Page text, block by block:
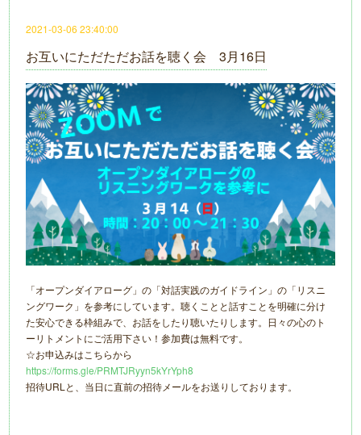
2021-03-06 23:40:00
お互いにただただお話を聴く会 3月16日
「オープンダイアローグ」の「対話実践のガイドライン」の「リスニ
ングワーク」を参考にしています。聴くことと話すことを明確に分け
た安心できる枠組みで、お話をしたり聴いたりします。日々の心のト
ーリトメントにご活用下さい！参加費は無料です。
☆お申込みはこちらから
https://forms.gle/PRMTJRyyn5kYrYph8
招待URLと、当日に直前の招待メールをお送りしております。